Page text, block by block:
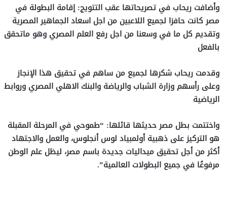
وأضافت ريحاب في تصريحاتها عقب التتويج: إقامة البطولة في
مصر كانت حافزا لجميع اللاعبين من اجل اسعاد الجماهير المصرية
وتقديم كل ما في وسعنا من اجل رفع العلم المصري وهو ماتحقق
بالفعل
وقدمت ريحاب شكرها لجميع من ساهم في تحقيق هذا الإنجاز
وعلى رأسهم وزارة الشباب والرياضة والبنك الاهلي المصري وروابط
الرياضية
واختتمت بطل مصر حديثها قائلها: “طموحي في المرحلة المقبلة
هو التركيز على ذهبية أولمبياد لوس أنجلوس، والعمل والاجتهاد
أكثر من أجل تحقيق ميداليات جديدة باسم مصر، ليظل علم الوطن
مرفوعًا في جميع البطولات العالمية”.